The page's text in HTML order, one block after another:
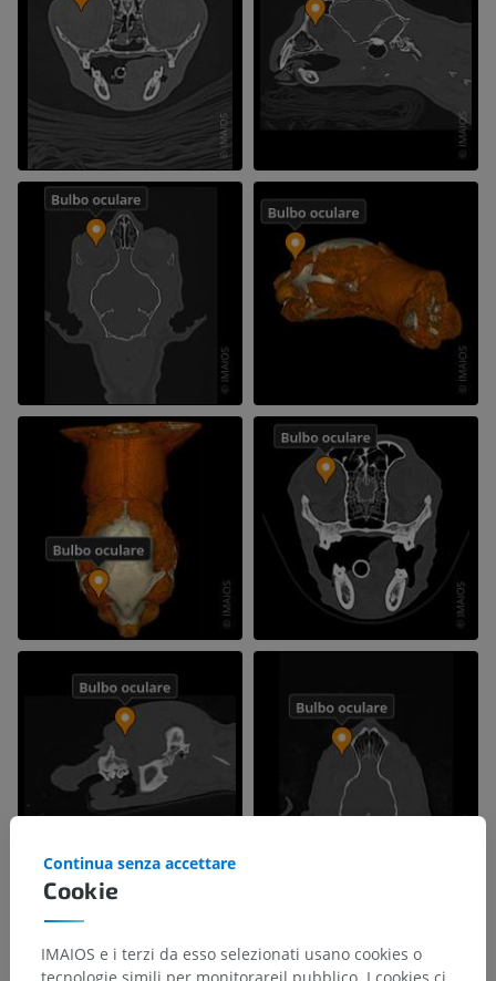
Cookie
Continua senza accettare
IMAIOS e i terzi da esso selezionati usano cookies o